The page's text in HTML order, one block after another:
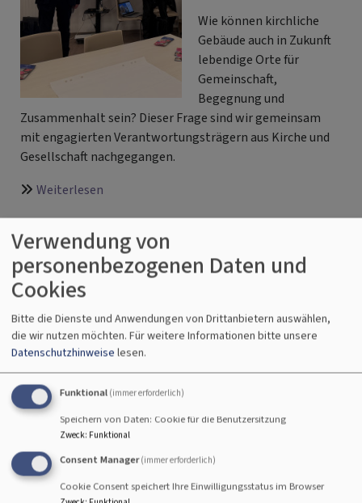
Wie können kirchliche
Gebäude auch in Zukunft
lebendige Orte für
Gemeinschaft,
Begegnung und
Zusammenhalt sein? Dieser Frage sind wir gemeinsam
mit engagierten Verantwortungsträgern aus Kirche und
Gesellschaft nachgegangen.
Weiterlesen
richtig
💭
Eine halbe Stunde für den
Frieden
Mit einer Friedensandacht
geleitet von Pfarrerin
Sorgen vieler Menschen
und Toleranz ins Gebet genommen. 🙏🕊️
Die gut gefüllte Kirche zeigte eindrucksvoll:
Verwendung von
personenbezogenen Daten und
Cookies
Bitte die Dienste und Anwendungen von Drittanbietern auswählen,
die wir nutzen möchten. Für weitere Informationen bitte unsere
Datenschutzhinweise lesen.
Funktional (immer erforderlich)
Speichern von Daten: Cookie für die Benutzersitzung
Zweck: Funktional
Consent Manager (immer erforderlich)
Cookie Consent speichert Ihre Einwilligungsstatus im Browser